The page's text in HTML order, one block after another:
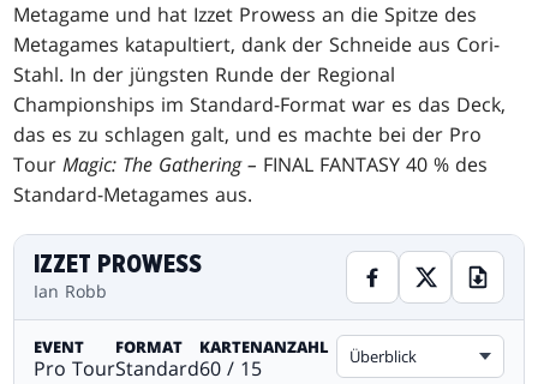
Metagame und hat Izzet Prowess an die Spitze des
Metagames katapultiert, dank der Schneide aus Cori-
Stahl. In der jüngsten Runde der Regional
Championships im Standard-Format war es das Deck,
das es zu schlagen galt, und es machte bei der Pro
TourMagic: The Gathering – FINAL FANTASY 40 % des
Standard-Metagames aus.
IZZET PROWESS
Ian Robb
EVENT
Pro Tour
FORMAT
Standard
KARTENANZAHL
60 / 15 Überblick